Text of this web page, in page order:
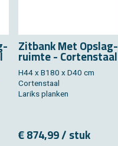
Zit­bank Met Op­slag­
ruim­te - Cor­ten­staal
H44 x B180 x D40 cm
Cor­ten­staal
La­riks plan­ken
€ 874,99 / stuk